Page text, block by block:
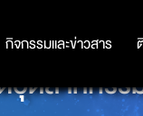
กิจกรรมและข่าวสาร
กิจกรรมและข่าวสาร
ตสาหกรร